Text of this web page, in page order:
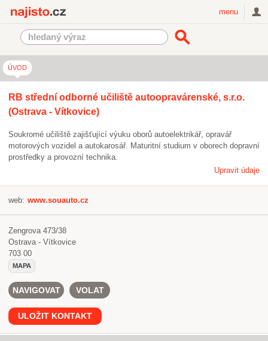
menu
ÚVOD
RB střední odborné učiliště autoopravárenské, s.r.o.
(Ostrava - Vítkovice)
Soukromé učiliště zajišťující výuku oborů autoelektrikář, opravář
motorových vozidel a autokarosář. Maturitní studium v oborech dopravní
prostředky a provozní technika.
Upravit údaje
web: www.souauto.cz
Zengrova 473/38
Ostrava - Vítkovice
703 00
MAPA
NAVIGOVAT VOLAT
ULOŽIT KONTAKT